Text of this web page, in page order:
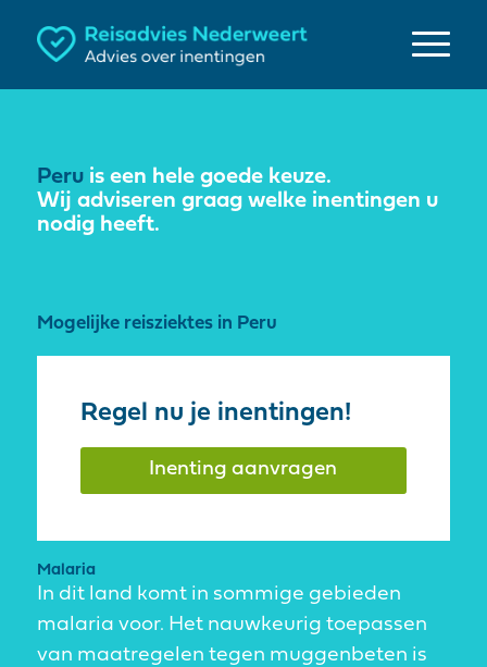
Peruis een hele goede keuze.
Wij adviseren graag welke inentingen u
nodig heeft.
Mogelijke reisziektes in Peru
Regel nu je inentingen!
Inenting aanvragen
Malaria
In dit land komt in sommige gebieden
malaria voor. Het nauwkeurig toepassen
van maatregelen tegen muggenbeten is